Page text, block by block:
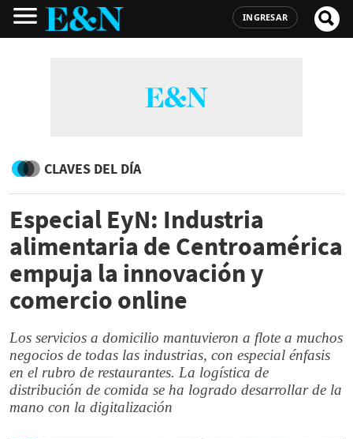
INGRESAR
CLAVES DEL DÍA
Especial EyN: Industria
alimentaria de Centroamérica
empuja la innovación y
comercio online
Los servicios a domicilio mantuvieron a flote a muchos
negocios de todas las industrias, con especial énfasis
en el rubro de restaurantes. La logística de
distribución de comida se ha logrado desarrollar de la
mano con la digitalización